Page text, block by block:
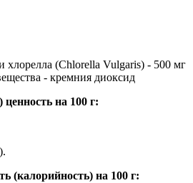
хлорелла (Chlorella Vulgaris) - 500 мг
- кремния диоксид
на 100 г:
(калорийность) на 100 г: